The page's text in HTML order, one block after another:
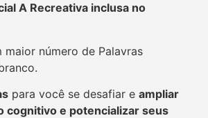
A Recreativa inclusa no
maior número de Palavras
para você se desafiar e ampliar
cognitivo e potencializar seus